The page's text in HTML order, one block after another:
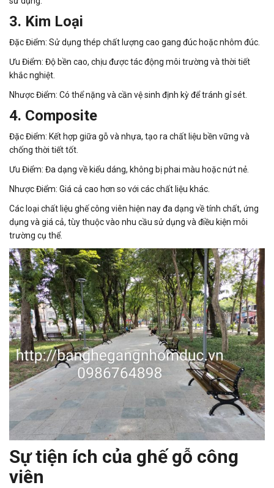
3. Kim Loại
Đặc Điểm: Sử dụng thép chất lượng cao gang đúc hoặc nhôm đúc.
Ưu Điểm: Độ bền cao, chịu được tác động môi trường và thời tiết
khắc nghiệt.
Nhược Điểm: Có thể nặng và cần vệ sinh định kỳ để tránh gỉ sét.
4. Composite
Đặc Điểm: Kết hợp giữa gỗ và nhựa, tạo ra chất liệu bền vững và
chống thời tiết tốt.
Ưu Điểm: Đa dạng về kiểu dáng, không bị phai màu hoặc nứt nẻ.
Nhược Điểm: Giá cả cao hơn so với các chất liệu khác.
Các loại chất liệu ghế công viên hiện nay đa dạng về tính chất, ứng
dụng và giá cả, tùy thuộc vào nhu cầu sử dụng và điều kiện môi
trường cụ thể.
Sự tiện ích của ghế gỗ công
viên